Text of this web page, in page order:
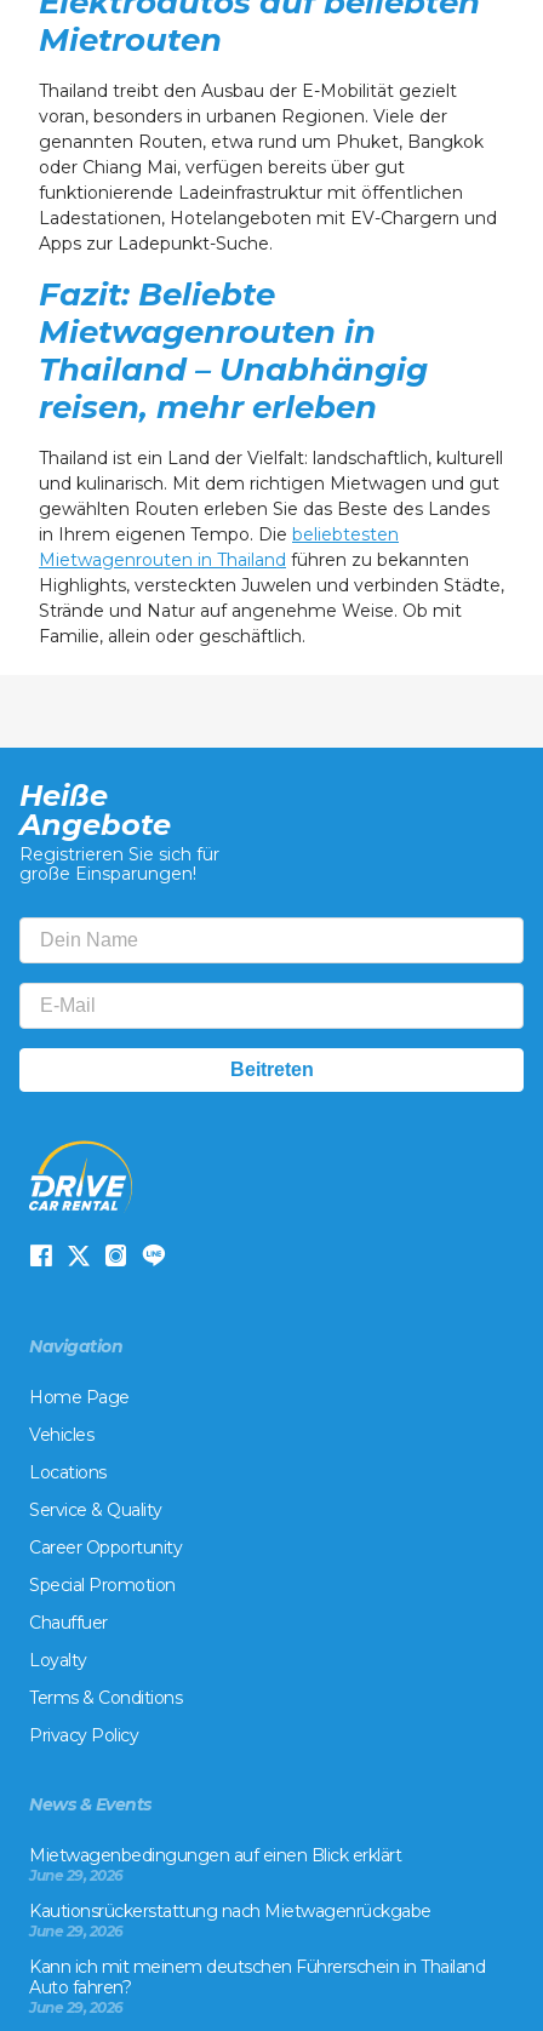
Mietrouten
Thailand treibt den Ausbau der E-Mobilität gezielt
voran, besonders in urbanen Regionen. Viele der
genannten Routen, etwa rund um Phuket, Bangkok
oder Chiang Mai, verfügen bereits über gut
funktionierende Ladeinfrastruktur mit öffentlichen
Ladestationen, Hotelangeboten mit EV-Chargern und
Apps zur Ladepunkt-Suche.
Fazit: Beliebte
Mietwagenrouten in
Thailand – Unabhängig
reisen, mehr erleben
Thailand ist ein Land der Vielfalt: landschaftlich, kulturell
und kulinarisch. Mit dem richtigen Mietwagen und gut
gewählten Routen erleben Sie das Beste des Landes
in Ihrem eigenen Tempo. Die beliebtesten
Mietwagenrouten in Thailand führen zu bekannten
Highlights, versteckten Juwelen und verbinden Städte,
Strände und Natur auf angenehme Weise. Ob mit
Familie, allein oder geschäftlich.
Heiße
Angebote
Registrieren Sie sich für
große Einsparungen!
Navigation
Home Page
Vehicles
Locations
Service & Quality
Career Opportunity
Special Promotion
Chauffuer
Loyalty
Terms & Conditions
Privacy Policy
News & Events
Mietwagenbedingungen auf einen Blick erklärt
June 29, 2026
Kautionsrückerstattung nach Mietwagenrückgabe
June 29, 2026
Kann ich mit meinem deutschen Führerschein in Thailand
Auto fahren?
June 29, 2026